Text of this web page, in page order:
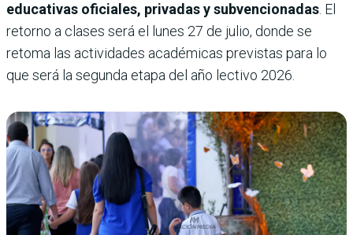
educativas oficiales, privadas y subvencionadas . El
retorno a clases será el lunes 27 de julio, donde se
retoma las actividades académicas previstas para lo
que será la segunda etapa del año lectivo 2026.